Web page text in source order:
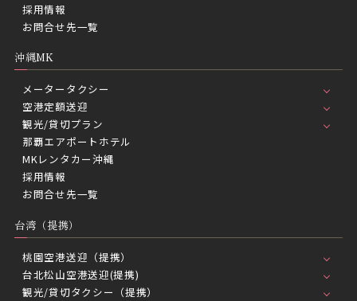
採用情報
お問合せ先一覧
沖縄MK
メータータクシー
空港定額送迎
観光/貸切プラン
那覇エアポートホテル
MKレンタカー沖縄
採用情報
お問合せ先一覧
台湾（提携）
桃園空港送迎（提携）
台北松山空港送迎(提携)
観光/貸切タクシー（提携）